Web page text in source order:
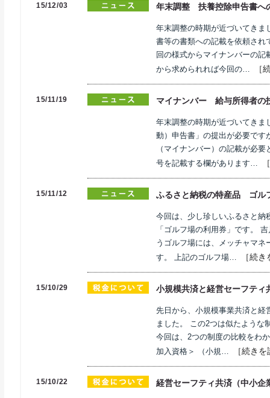
15/12/03 年末調整 扶養控除申告書へ
年末調整の時期が近づいてきま
書等の書類への記載を依頼され
回の様式からマイナンバーの
から求められれば今回の…
［
15/11/19 マイナンバー 給与所得者の
年末調整の時期が近づいてきま
動）申告書」の提出が必要です
（マイナンバー）の記載が必
号を記載する欄があります…
15/11/12 ふるさと納税の特産品 ゴル
今回は、少し珍しいふるさと納
「ゴルフ場の利用券」です。
うゴルフ場には、メッチャマ
す。 上記のゴルフ場…
［続
15/10/29 小規模共済と経営セーフティ
先日から、小規模事業共済と経
ました。 この2つは似たような
今回は、2つの制度の比較をわ
加入資格＞ （小規…
［続き
15/10/22 経営セーフティ共済（中小